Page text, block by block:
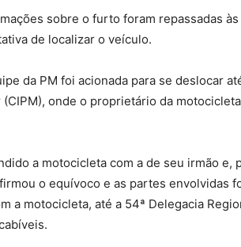
sobre o furto foram repassadas às
de localizar o veículo.
da PM foi acionada para se deslocar
onde o proprietário da
a motocicleta com a de seu irmão e,
o equívoco e as partes envolvidas
a motocicleta, até a 54ª Delegacia